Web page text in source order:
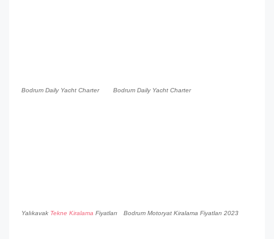
Bodrum Daily Yacht Charter Bodrum Daily Yacht Charter
Yalıkavak Tekne Kiralama Fiyatları Bodrum Motoryat Kiralama Fiyatları 2023